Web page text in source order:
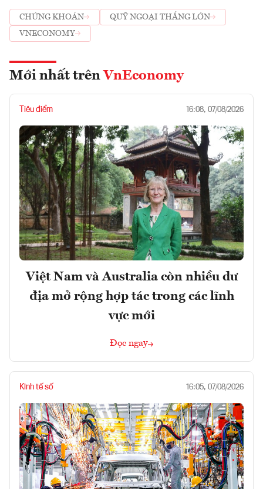
CHỨNG KHOÁN
QUỸ NGOẠI THẮNG LỚN
VNECONOMY
Mới nhất trên VnEconomy
Tiêu điểm 16:08, 07/08/2026
Việt Nam và Australia còn nhiều dư
địa mở rộng hợp tác trong các lĩnh
vực mới
Đọc ngay
Kinh tế số 16:05, 07/08/2026